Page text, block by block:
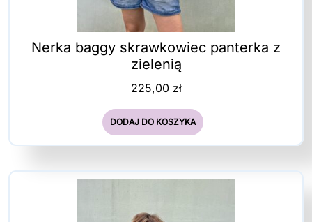
Nerka baggy skrawkowiec panterka z
zielenią
225,00 zł
DODAJ DO KOSZYKA